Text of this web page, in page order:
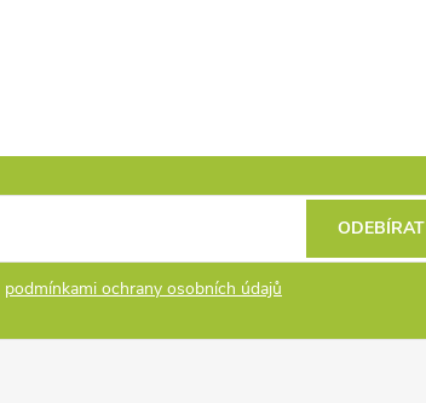
podmínkami ochrany osobních údajů
ODEBÍRAT